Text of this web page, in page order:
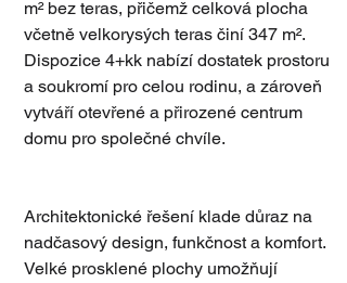
m² bez teras, přičemž celková plocha
včetně velkorysých teras činí 347 m².
Dispozice 4+kk nabízí dostatek prostoru
a soukromí pro celou rodinu, a zároveň
vytváří otevřené a přirozené centrum
domu pro společné chvíle.
Architektonické řešení klade důraz na
nadčasový design, funkčnost a komfort.
Velké prosklené plochy umožňují